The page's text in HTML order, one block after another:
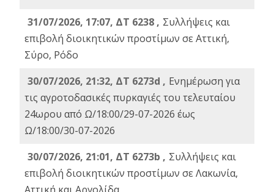
31/07/2026, 17:07, ΔΤ 6238 , Συλλήψεις και
επιβολή διοικητικών προστίμων σε Αττική,
Σύρο, Ρόδο
30/07/2026, 21:32, ΔΤ 6273d , Ενημέρωση για
τις αγροτοδασικές πυρκαγιές του τελευταίου
24ωρου από Ω/18:00/29-07-2026 έως
Ω/18:00/30-07-2026
30/07/2026, 21:01, ΔΤ 6273b , Συλλήψεις και
επιβολή διοικητικών προστίμων σε Λακωνία,